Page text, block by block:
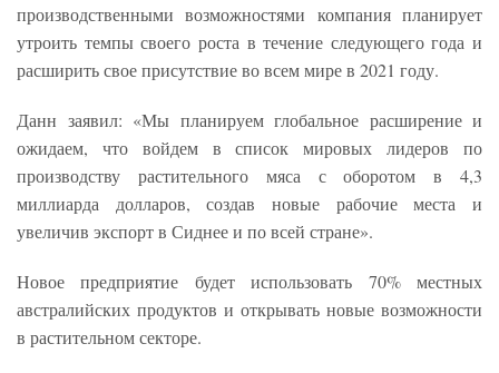
производственными возможностями компания планирует
утроить темпы своего роста в течение следующего года и
расширить свое присутствие во всем мире в 2021 году.
Данн заявил: «Мы планируем глобальное расширение и
ожидаем, что войдем в список мировых лидеров по
производству растительного мяса с оборотом в 4,3
миллиарда долларов, создав новые рабочие места и
увеличив экспорт в Сиднее и по всей стране».
Новое предприятие будет использовать 70% местных
австралийских продуктов и открывать новые возможности
в растительном секторе.